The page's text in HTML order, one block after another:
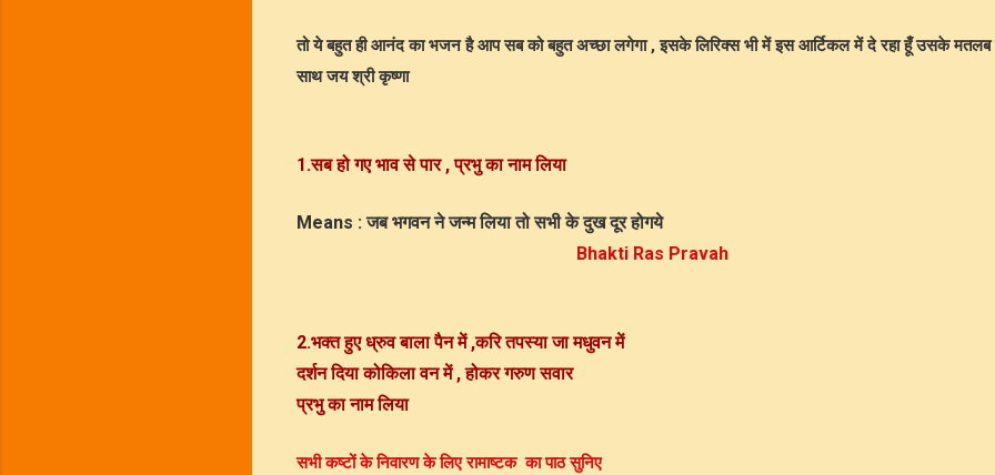
तो ये बहुत ही आनंद का भजन है आप सब को बहुत अच्छा लगेगा , इसके लिरिक्स भी में इस आर्टिकल में दे रहा हूँ उसके
साथ जय श्री कृष्णा
1.सब हो गए भाव से पार , प्रभु का नाम लिया
Means : जब भगवन ने जन्म लिया तो सभी के दुख दूर होगये
Bhakti Ras Pravah
2.भक्त हुए ध्रुव बाला पैन में ,करि तपस्या जा मधुवन में
दर्शन दिया कोकिला वन में , होकर गरुण सवार
प्रभु का नाम लिया
सभी कष्टों के निवारण के लिए रामाष्टक का पाठ सुनिए